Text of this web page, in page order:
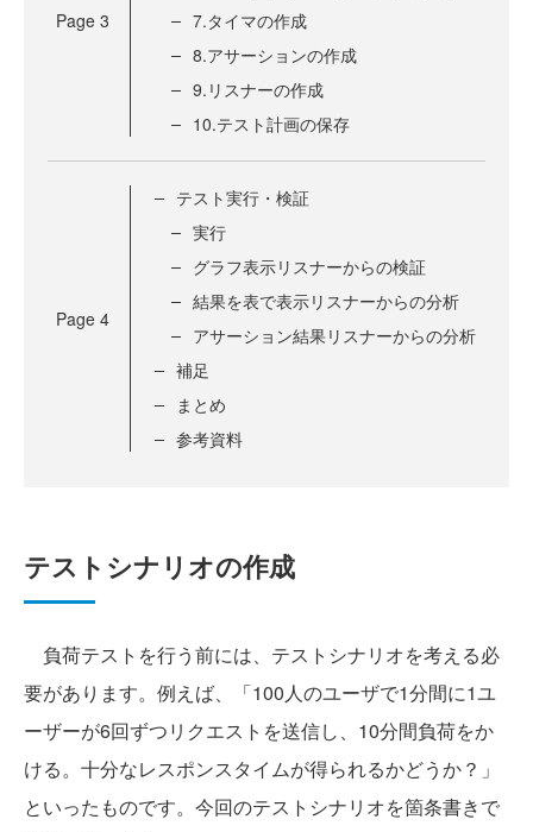
Page 3
7.タイマの作成
8.アサーションの作成
9.リスナーの作成
10.テスト計画の保存
Page 4
テスト実行・検証
実行
グラフ表示リスナーからの検証
結果を表で表示リスナーからの分析
アサーション結果リスナーからの分析
補足
まとめ
参考資料
テストシナリオの作成
負荷テストを行う前には、テストシナリオを考える必
要があります。例えば、「100人のユーザで1分間に1ユ
ーザーが6回ずつリクエストを送信し、10分間負荷をか
ける。十分なレスポンスタイムが得られるかどうか？」
といったものです。今回のテストシナリオを箇条書きで